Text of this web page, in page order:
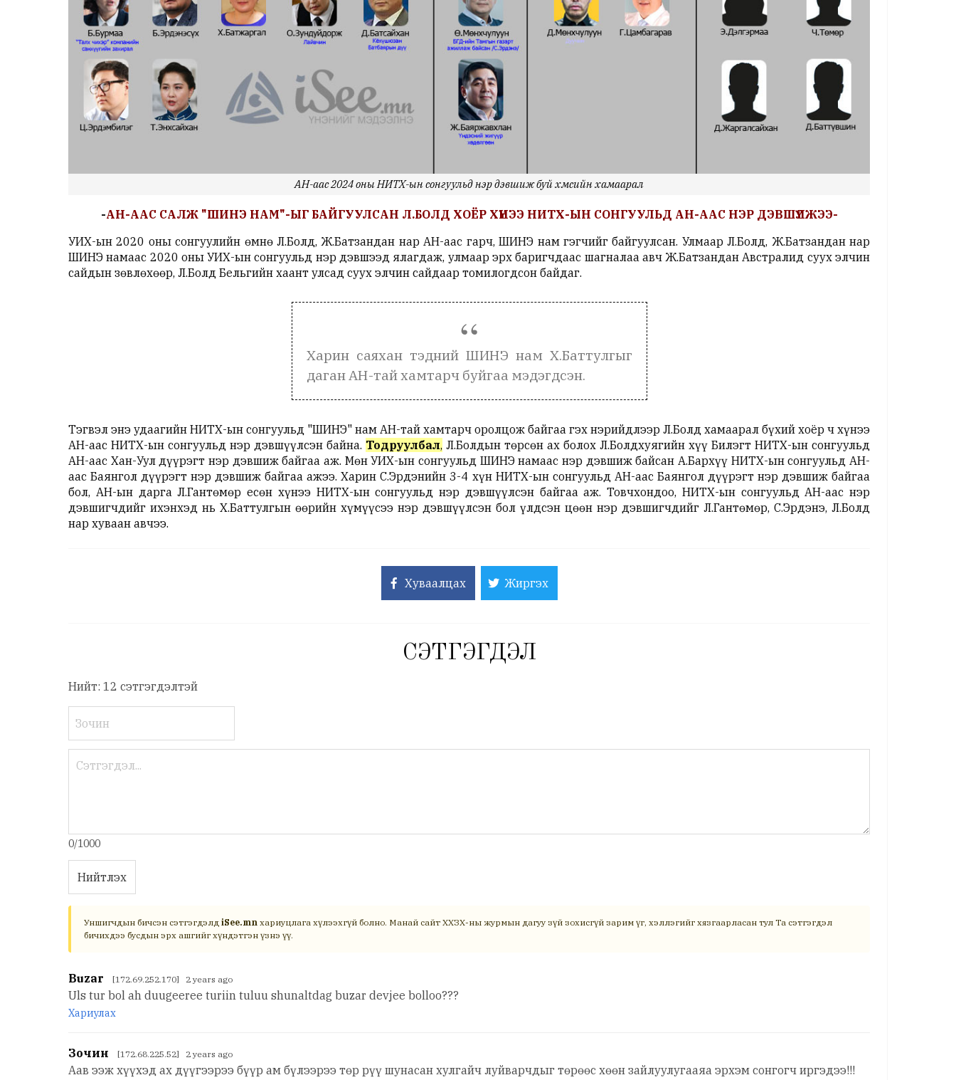
АН-аас 2024 оны НИТХ-ын сонгуульд нэр дэвшиж буй хүмүүсийн хамаарал
-АН-ААС САЛЖ "ШИНЭ НАМ"-ЫГ БАЙГУУЛСАН Л.БОЛД ХОЁР ХҮНЭЭ НИТХ-ЫН СОНГУУЛЬД АН-ААС НЭР ДЭВШҮҮЛЖЭЭ-
УИХ-ын 2020 оны сонгуулийн өмнө Л.Болд, Ж.Батзандан нар АН-аас гарч, ШИНЭ нам гэгчийг байгуулсан. Улмаар Л.Болд, Ж.Батзандан нар
ШИНЭ намаас 2020 оны УИХ-ын сонгуульд нэр дэвшээд ялагдаж, улмаар эрх баригчдаас шагналаа авч Ж.Батзандан Австралид суух элчин
сайдын зөвлөхөөр, Л.Болд Бельгийн хаант улсад суух элчин сайдаар томилогдсон байдаг.
Харин саяхан тэдний ШИНЭ нам Х.Баттулгыг
даган АН-тай хамтарч буйгаа мэдэгдсэн.
Тэгвэл энэ удаагийн НИТХ-ын сонгуульд "ШИНЭ" нам АН-тай хамтарч оролцож байгаа гэх нэрийдлээр Л.Болд хамаарал бүхий хоёр ч хүнээ
АН-аас НИТХ-ын сонгуульд нэр дэвшүүлсэн байна. Тодруулбал, Л.Болдын төрсөн ах болох Л.Болдхуягийн хүү Билэгт НИТХ-ын сонгуульд
АН-аас Хан-Уул дүүрэгт нэр дэвшиж байгаа аж. Мөн УИХ-ын сонгуульд ШИНЭ намаас нэр дэвшиж байсан А.Бархүү НИТХ-ын сонгуульд АН-
аас Баянгол дүүрэгт нэр дэвшиж байгаа ажээ. Харин С.Эрдэнийн 3-4 хүн НИТХ-ын сонгуульд АН-аас Баянгол дүүрэгт нэр дэвшиж байгаа
бол, АН-ын дарга Л.Гантөмөр есөн хүнээ НИТХ-ын сонгуульд нэр дэвшүүлсэн байгаа аж. Товчхондоо, НИТХ-ын сонгуульд АН-аас нэр
дэвшигчдийг ихэнхэд нь Х.Баттулгын өөрийн хүмүүсээ нэр дэвшүүлсэн бол үлдсэн цөөн нэр дэвшигчдийг Л.Гантөмөр, С.Эрдэнэ, Л.Болд
нар хуваан авчээ.
Хуваалцах Жиргэх
СЭТГЭГДЭЛ
Нийт: 12 сэтгэгдэлтэй
0/1000
Нийтлэх
Уншигчдын бичсэн сэтгэгдэлд iSee.mn хариуцлага хүлээхгүй болно. Манай сайт ХХЗХ-ны журмын дагуу зүй зохисгүй зарим үг, хэллэгийг хязгаарласан тул Та сэтгэгдэл
бичихдээ бусдын эрх ашгийг хүндэтгэн үзнэ үү.
Buzar [172.69.252.170] 2 years ago
Uls tur bol ah duugeeree turiin tuluu shunaltdag buzar devjee bolloo???
Хариулах
Зочин [172.68.225.52] 2 years ago
Аав ээж хүүхэд ах дүүгээрээ бүүр ам бүлээрээ төр рүү шунасан хулгайч луйварчдыг төрөөс хөөн зайлуулугааяа эрхэм сонгогч иргэдээ!!!